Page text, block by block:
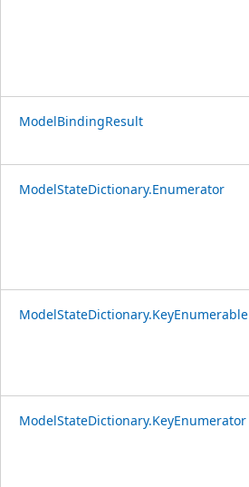
ModelBindingResult
ModelStateDictionary.Enumerator
ModelStateDictionary.KeyEnumerable
ModelStateDictionary.KeyEnumerator